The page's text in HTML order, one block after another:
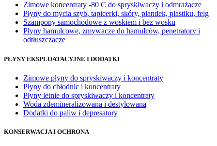
Zimowe koncentraty -80 C do spryskiwaczy i odmrażacze
Płyny do mycia szyb, tapicerki, skóry, plandek, plastiku, felg
Szampony samochodowe z woskiem i bez wosku
Płyny hamulcowe, zmywacze do hamulców, penetratory i
odtłuszczacze
PŁYNY EKSPLOATACYJNE I DODATKI
Zimowe płyny do spryskiwaczy i koncentraty
Płyny do chłodnic i koncentraty
Płyny letnie do spryskiwaczy i koncentraty
Woda zdemineralizowana i destylowana
Dodatki do paliw i depresatory
KONSERWACJA I OCHRONA